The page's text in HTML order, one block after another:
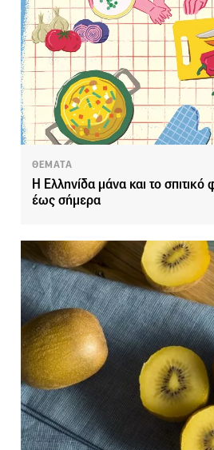
ΘΕΜΑΤΑ
Η Ελληνίδα μάνα και το
έως σήμερα